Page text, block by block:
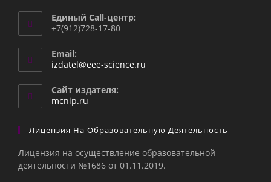
Единый Call-центр:
+7(912)728-17-80
Email:
izdatel@eee-science.ru
Сайт издателя:
mcnip.ru
Лицензия На Образовательную Деятельность
Лицензия на осуществление образовательной
деятельности №1686 от 01.11.2019.